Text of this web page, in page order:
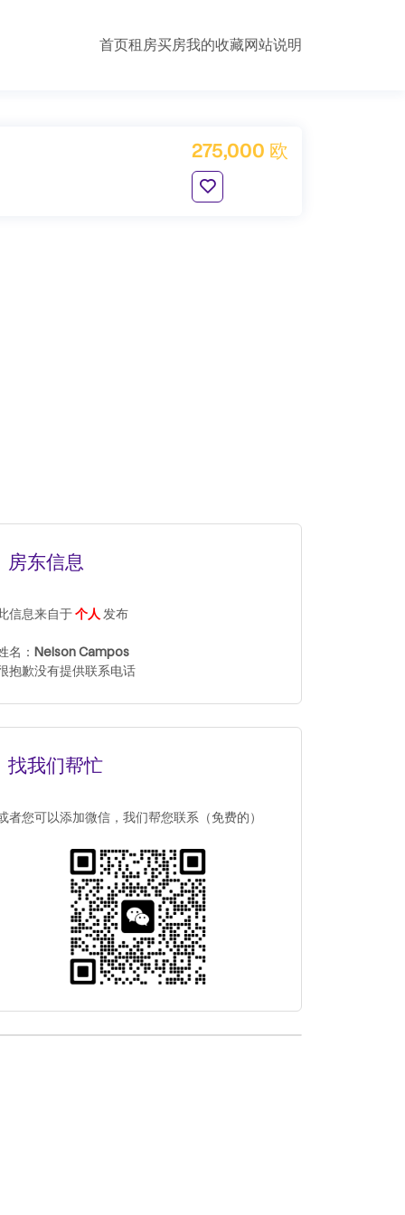
首页租房买房我的收藏网站说明
275,000 欧
房东信息
信息来自于个人 发布
名： Nelson Campos
抱歉没有提供联系电话
找我们帮忙
者您可以添加微信，我们帮您联系（免费的）